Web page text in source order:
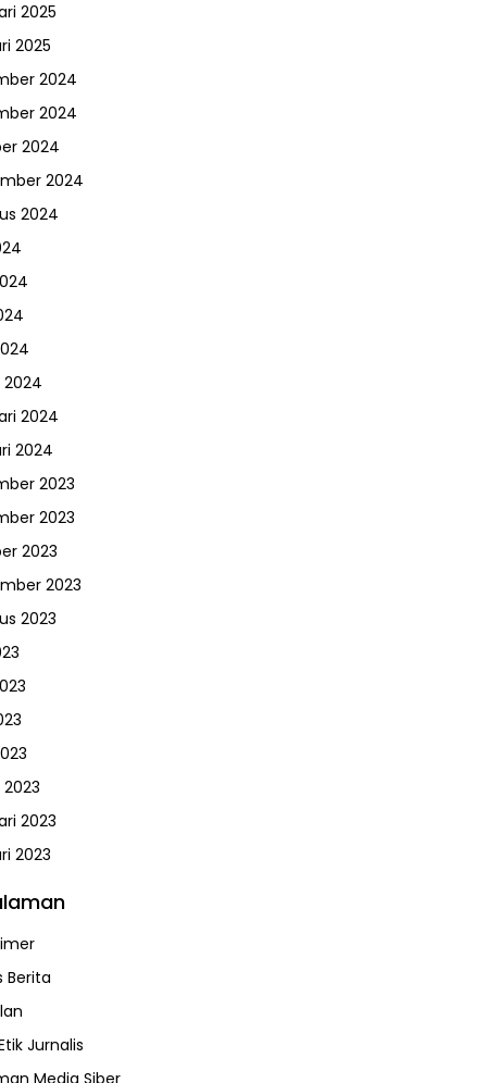
2025
2025
2024
2024
2024
2024
2024
2024
2024
2023
2023
2023
2023
2023
2023
2023
Berita
Jurnalis
Media Siber